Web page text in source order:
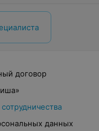
договор
данных